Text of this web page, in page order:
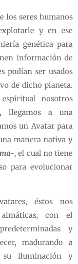
los seres humanos
y en ese
genética para
información de
podían ser usados
de dicho planeta.
nosotros
llegamos a una
un Avatar para
manera nativa y
, el cual no tiene
para evolucionar
éstos nos
con el
y
madurando a
su iluminación y